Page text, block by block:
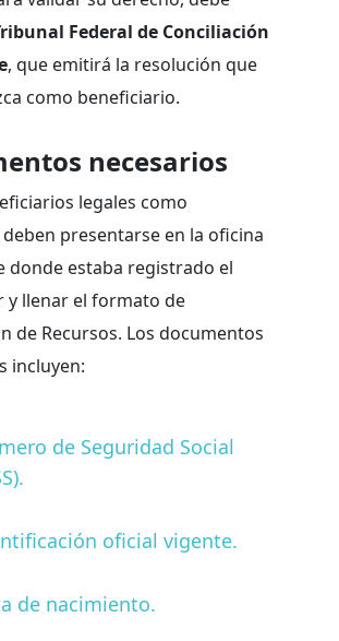
Federal de Conciliación
, que emitirá la resolución que
como beneficiario.
necesarios
legales como
presentarse en la oficina
donde estaba registrado el
y llenar el formato de
de Recursos. Los documentos
incluyen:
de Seguridad Social
oficial vigente.
de nacimiento.